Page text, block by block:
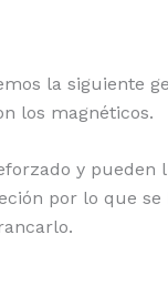
la siguiente
los magnéticos.
y pueden
por lo que se